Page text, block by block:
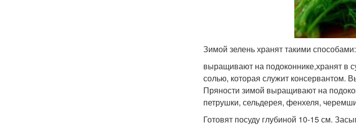
Зимой зелень хранят такими способами:
выращивают на подоконнике,хранят в
солью, которая служит консервантом.
Пряности зимой выращивают на
петрушки, сельдерея, фенхеля,
Готовят посуду глубиной 10-15 см.